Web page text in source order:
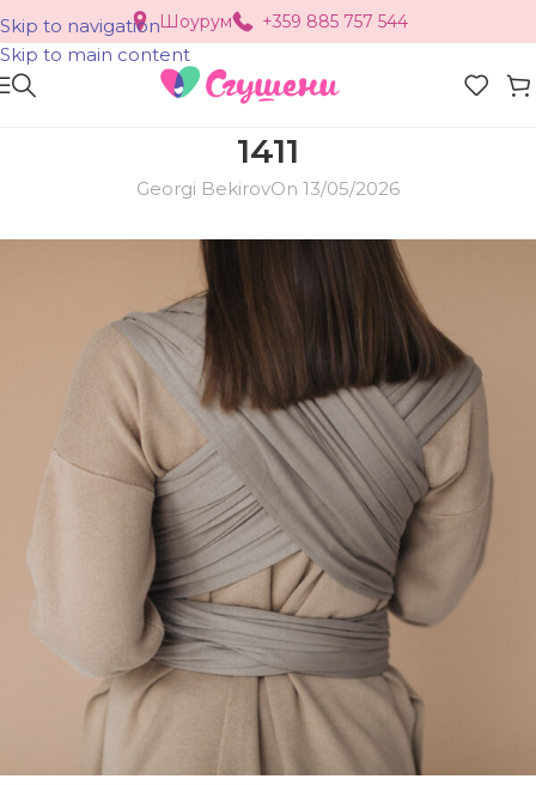
Skip to navigation
Skip to main content
Шоурум +359 885 757 544
1411
Georgi BekirovOn 13/05/2026